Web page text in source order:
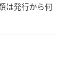
は発行から何